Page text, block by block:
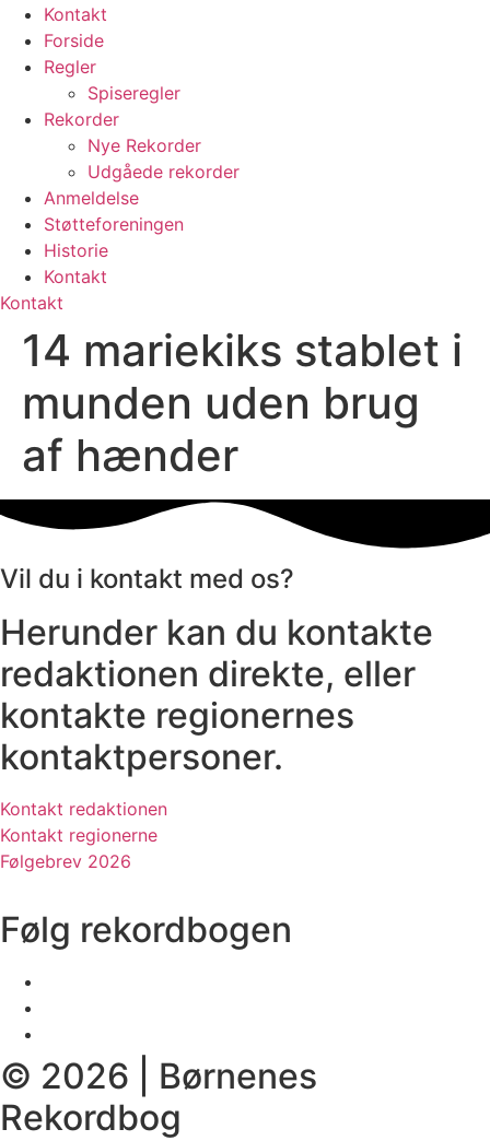
Kontakt
Forside
Regler
Spiseregler
Rekorder
Nye Rekorder
Udgåede rekorder
Anmeldelse
Støtteforeningen
Historie
Kontakt
Kontakt
14 mariekiks stablet i
munden uden brug
af hænder
Vil du i kontakt med os?
Herunder kan du kontakte
redaktionen direkte, eller
kontakte regionernes
kontaktpersoner.
Kontakt redaktionen
Kontakt regionerne
Følgebrev 2026
Følg rekordbogen
© 2026 | Børnenes
Rekordbog